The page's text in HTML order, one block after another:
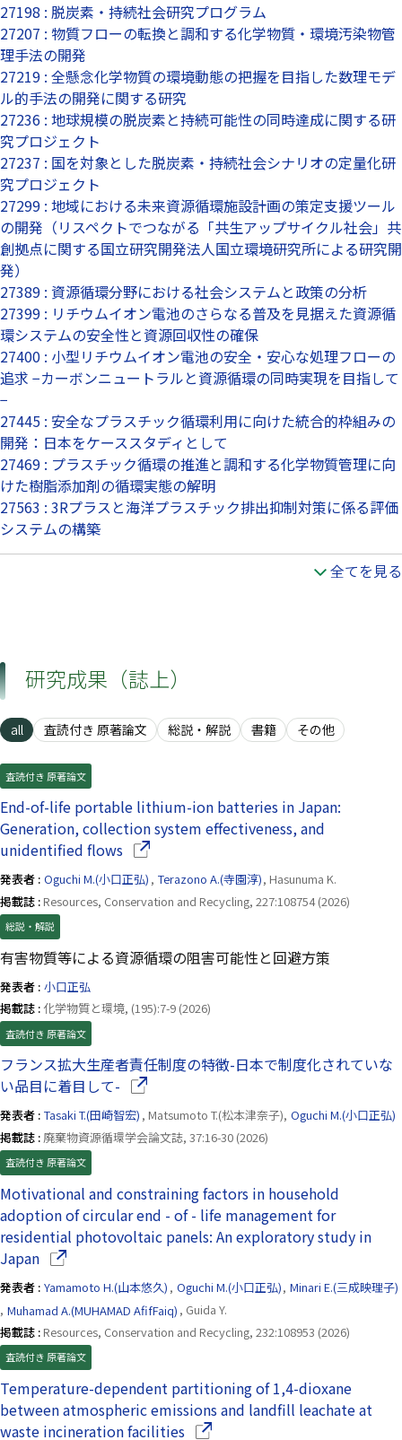
27198 : 脱炭素・持続社会研究プログラム
27207 : 物質フローの転換と調和する化学物質・環境汚染物管
理手法の開発
27219 : 全懸念化学物質の環境動態の把握を目指した数理モデ
ル的手法の開発に関する研究
27236 : 地球規模の脱炭素と持続可能性の同時達成に関する研
究プロジェクト
27237 : 国を対象とした脱炭素・持続社会シナリオの定量化研
究プロジェクト
27299 : 地域における未来資源循環施設計画の策定支援ツール
の開発（リスペクトでつながる「共生アップサイクル社会」共
創拠点に関する国立研究開発法人国立環境研究所による研究開
発）
27389 : 資源循環分野における社会システムと政策の分析
27399 : リチウムイオン電池のさらなる普及を見据えた資源循
環システムの安全性と資源回収性の確保
27400 : 小型リチウムイオン電池の安全・安心な処理フローの
追求 −カーボンニュートラルと資源循環の同時実現を目指して
−
27445 : 安全なプラスチック循環利用に向けた統合的枠組みの
開発：日本をケーススタディとして
27469 : プラスチック循環の推進と調和する化学物質管理に向
けた樹脂添加剤の循環実態の解明
27563 : 3Rプラスと海洋プラスチック排出抑制対策に係る評価
システムの構築
全てを見る
研究成果（誌上）
all 査読付き 原著論文 総説・解説 書籍 その他
査読付き 原著論文
End-of-life portable lithium-ion batteries in Japan:
Generation, collection system effectiveness, and
unidentified flows（別ウインドウで開きます）
発表者 : Oguchi M.(小口正弘) , Terazono A.(寺園淳), Hasunuma K.
掲載誌 : Resources, Conservation and Recycling, 227:108754 (2026)
総説・解説
有害物質等による資源循環の阻害可能性と回避方策
発表者 : 小口正弘
掲載誌 : 化学物質と環境, (195):7-9 (2026)
査読付き 原著論文
フランス拡大生産者責任制度の特徴-日本で制度化されていな
い品目に着目して- （別ウインドウで開きます）
発表者 : Tasaki T.(田崎智宏) , Matsumoto T.(松本津奈子), Oguchi M.(小口正弘)
掲載誌 : 廃棄物資源循環学会論文誌, 37:16-30 (2026)
査読付き 原著論文
Motivational and constraining factors in household
adoption of circular end - of - life management for
residential photovoltaic panels: An exploratory study in
Japan（別ウインドウで開きます）
発表者 : Yamamoto H.(山本悠久) , Oguchi M.(小口正弘), Minari E.(三成映理子)
, Muhamad A.(MUHAMAD AfifFaiq) , Guida Y.
掲載誌 : Resources, Conservation and Recycling, 232:108953 (2026)
査読付き 原著論文
Temperature-dependent partitioning of 1,4-dioxane
between atmospheric emissions and landfill leachate at
waste incineration facilities（別ウインドウで開きます）